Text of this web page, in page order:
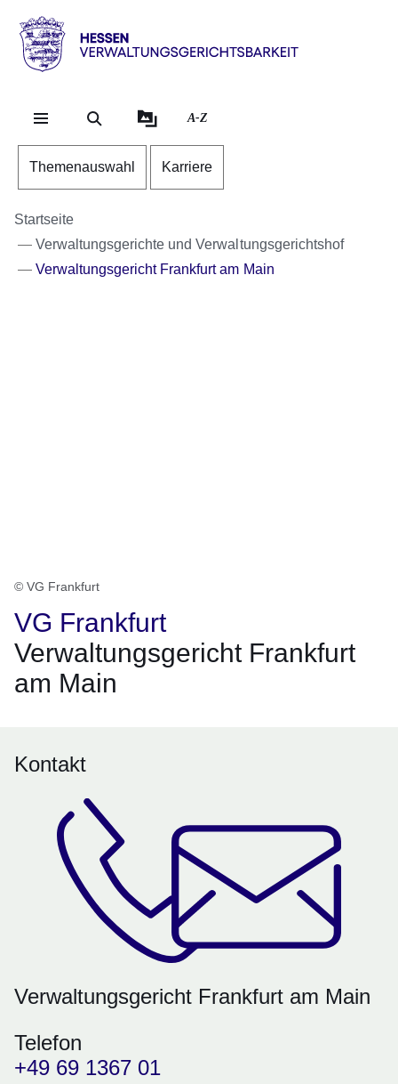
Direkt zum Kopf der
Direkt zum Inhalt
Direkt zum Fuß der
Hessen
Verwaltungsgerichtsbarkeit
A-Z
Themenauswahl Karriere
Startseite
Verwaltungsgerichte und Verwaltungsgerichtshof
Verwaltungsgericht Frankfurt am Main
© VG Frankfurt
VG Frankfurt
Verwaltungsgericht Frankfurt
am Main
Kontakt
Verwaltungsgericht Frankfurt am Main
Telefon
+49 69 1367 01